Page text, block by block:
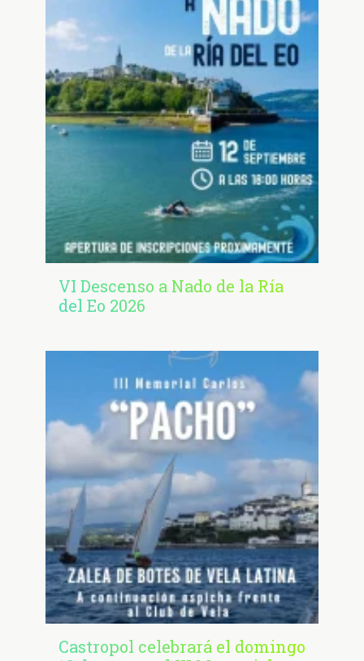
VI Descenso a Nado de la Ría
del Eo 2026
Castropol celebrará el domingo